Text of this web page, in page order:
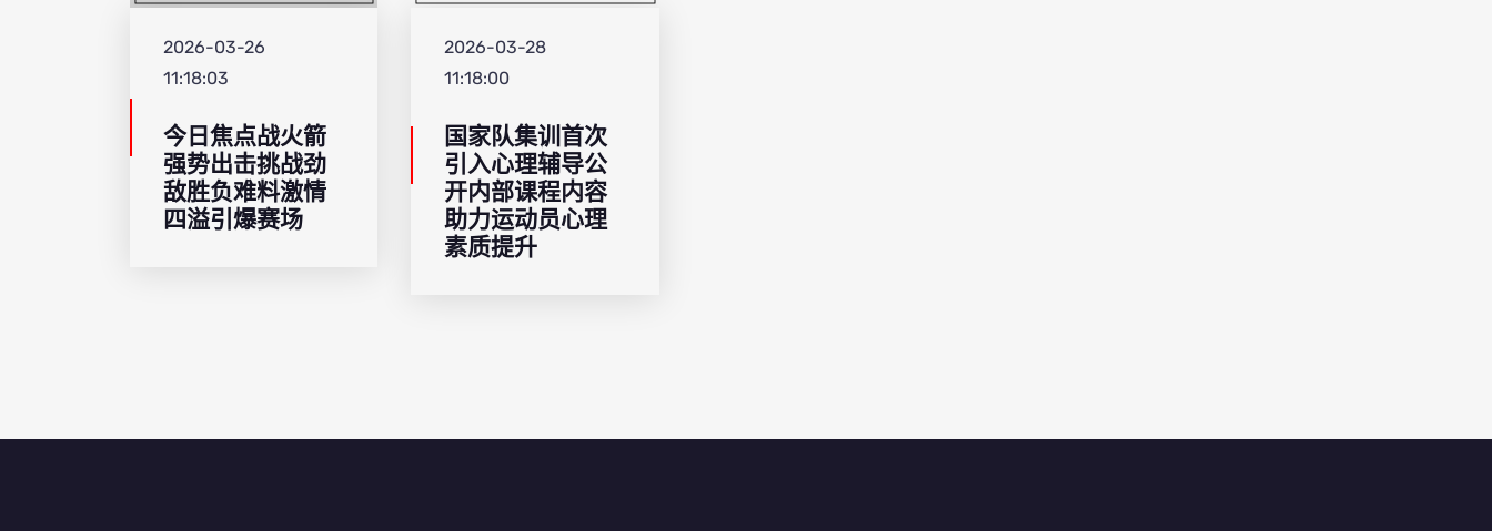
2026-03-26
11:18:03
今日焦点战火箭
强势出击挑战劲
敌胜负难料激情
四溢引爆赛场
2026-03-28
11:18:00
国家队集训首次
引入心理辅导公
开内部课程内容
助力运动员心理
素质提升